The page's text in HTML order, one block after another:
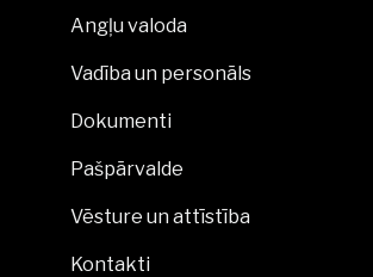
Angļu valoda
Vadība un personāls
Dokumenti
Pašpārvalde
Vēsture un attīstība
Kontakti